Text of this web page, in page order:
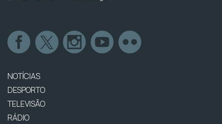
NOTÍCIAS
DESPORTO
TELEVISÃO
RÁDIO